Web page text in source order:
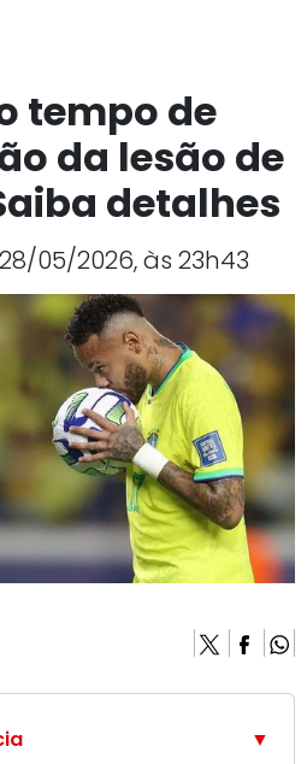
tempo de
da lesão de
detalhes
05/2026, às 23h43
▼